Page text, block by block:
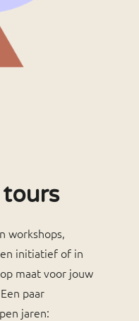
workshops,
initiatief of in
maat voor jouw
paar
jaren: